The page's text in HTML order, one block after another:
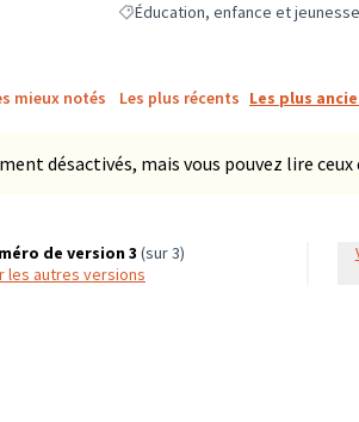
Filtrer les résultats de la
Éducation, enfance et jeunesse
mieux notés Les plus récents Les plus
désactivés, mais vous pouvez lire ceux
de version 3 (sur 3)
les autres versions